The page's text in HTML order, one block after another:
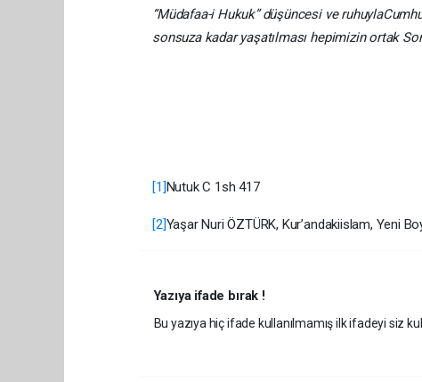
“Müdafaa-i Hukuk” düşüncesi ve ruhuyla
sonsuza kadar yaşatılması hepimizin ortak
[1]Nutuk C 1sh 417
[2]Yaşar Nuri ÖZTÜRK, Kur’andakiislam, Yeni
Yazıya ifade bırak !
Bu yazıya hiç ifade kullanılmamış ilk ifadeyi siz